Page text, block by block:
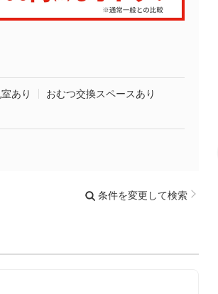
あり
おむつ交換スペースあり
条件を変更して検索